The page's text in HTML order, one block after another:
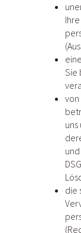
Sie
von
die